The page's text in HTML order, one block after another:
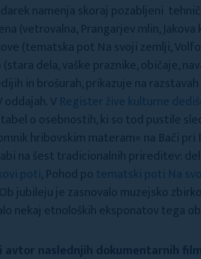
namenja skoraj pozabljeni
(vetrovalna, Prangarjev mlin,
(tematska pot Na svoji zemlji,
dela, vaške praznike, običaje,
in brošurah, prikazuje na
VRegister žive kulturne
o osebnostih, ki so tod pustile
hribovskim materam« na Bači pri
na šest tradicionalnih prireditev:
poti, Pohod potematski poti Na
jubileju je zasnovalo muzejsko
nekaj etnoloških eksponatov tega
avtor naslednjih dokumentarnih